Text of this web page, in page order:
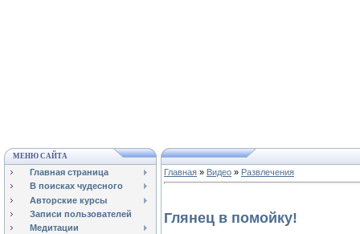
МЕНЮ САЙТА
Главная страница
В поисках чудесного
Авторские курсы
Записи пользователей
Медитации
Главная » Видео » Развлечения
Глянец в помойку!